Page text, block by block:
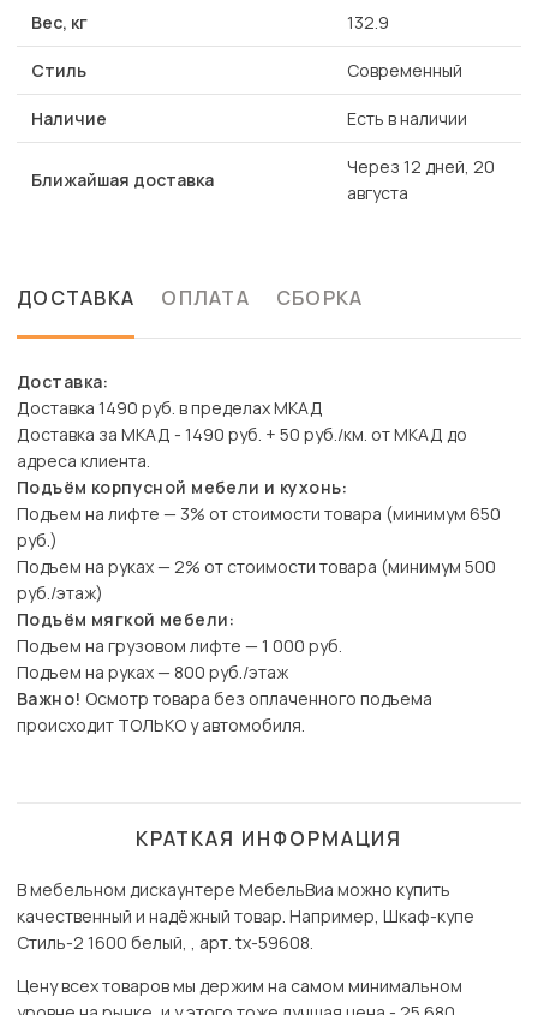
Вес, кг 132.9
Стиль Современный
Наличие Есть в наличии
Ближайшая доставка
Через 12 дней, 20
августа
ДОСТАВКА ОПЛАТА СБОРКА
Доставка:
Доставка 1490 руб. в пределах МКАД
Доставка за МКАД - 1490 руб. + 50 руб./км. от МКАД до
адреса клиента.
Подъём корпусной мебели и кухонь:
Подъем на лифте — 3% от стоимости товара (минимум 650
руб.)
Подъем на руках — 2% от стоимости товара (минимум 500
руб./этаж)
Подъём мягкой мебели:
Подъем на грузовом лифте — 1 000 руб.
Подъем на руках — 800 руб./этаж
Важно! Осмотр товара без оплаченного подъема
происходит ТОЛЬКО у автомобиля.
КРАТКАЯ ИНФОРМАЦИЯ
В мебельном дискаунтере МебельВиа можно купить
качественный и надёжный товар. Например, Шкаф-купе
Стиль-2 1600 белый, , арт. tx-59608.
Цену всех товаров мы держим на самом минимальном